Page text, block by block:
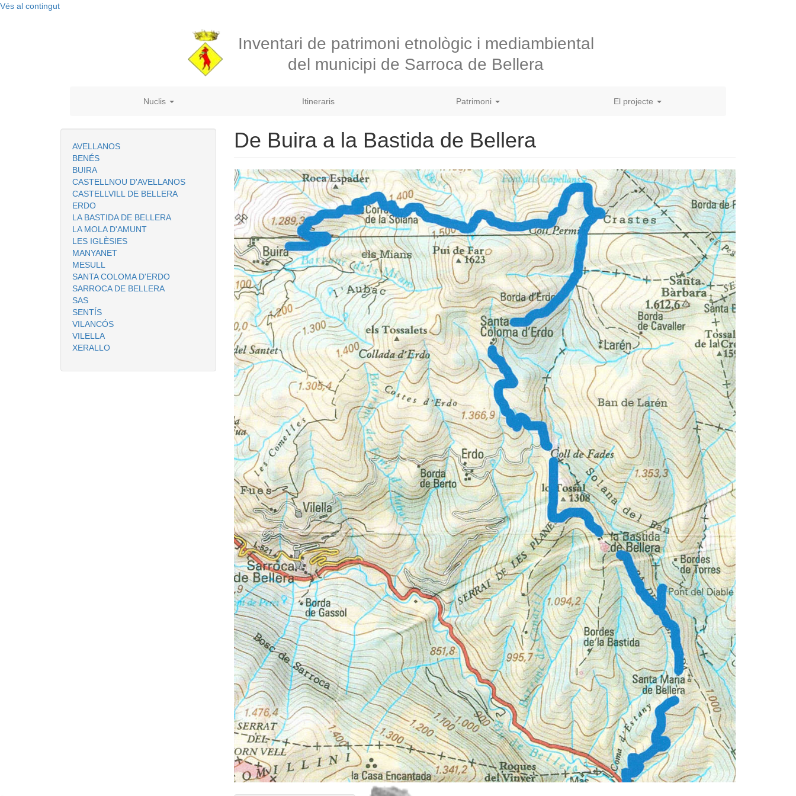
Vés al contingut
Inventari de patrimoni etnològic i mediambiental
del municipi de Sarroca de Bellera
Nuclis Itineraris Patrimoni El projecte
AVELLANOS
BENÉS
BUIRA
CASTELLNOU D'AVELLANOS
CASTELLVILL DE BELLERA
ERDO
LA BASTIDA DE BELLERA
LA MOLA D'AMUNT
LES IGLÈSIES
MANYANET
MESULL
SANTA COLOMA D'ERDO
SARROCA DE BELLERA
SAS
SENTÍS
VILANCÓS
VILELLA
XERALLO
De Buira a la Bastida de Bellera